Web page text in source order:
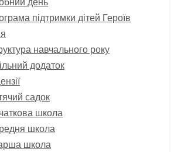
підтримки дітей Героїв
навчального року
додаток
садок
школа
школа
школа